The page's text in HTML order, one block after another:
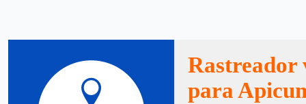
Rastreador
para